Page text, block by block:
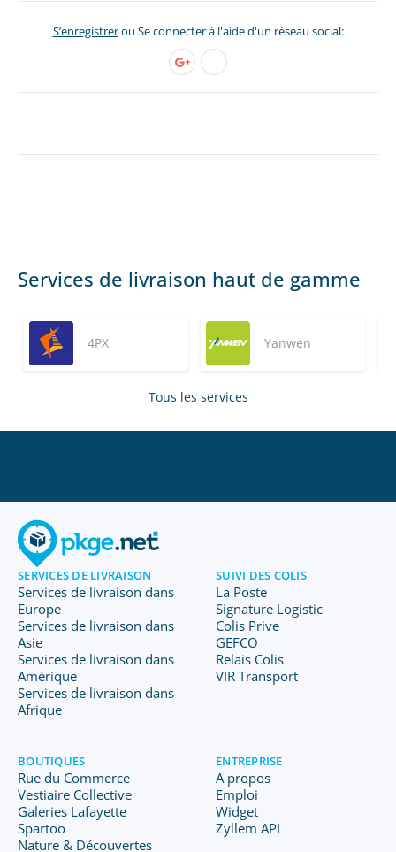
S’enregistrerou Se connecter à l'aide d'un réseau social:
Services de livraison haut de gamme
4PX Yanwen
Tous les services
SERVICES DE LIVRAISON
Services de livraison dans
Europe
Services de livraison dans
Asie
Services de livraison dans
Amérique
Services de livraison dans
Afrique
SUIVI DES COLIS
La Poste
Signature Logistic
Colis Prive
GEFCO
Relais Colis
VIR Transport
BOUTIQUES
Rue du Commerce
Vestiaire Collective
Galeries Lafayette
Spartoo
Nature & Découvertes
ENTREPRISE
A propos
Emploi
Widget
Zyllem API